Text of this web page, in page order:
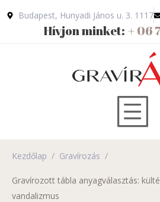
Budapest, Hunyadi János u. 3. 1117
Hívjon minket: + 06
Kezdőlap / Gravírozás /
Gravírozott tábla anyagválasztás:
vandalizmus